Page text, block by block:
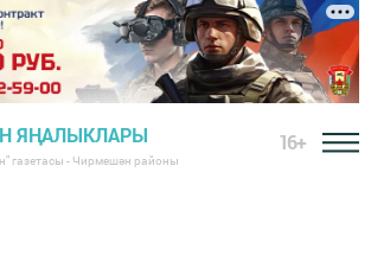
ЯҢАЛЫКЛАРЫ
газетасы - Чирмешән районы
16+